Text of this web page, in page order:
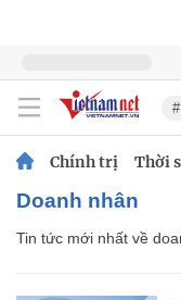
Chính trị Thời
doanh nhân
Tin tức mới nhất về